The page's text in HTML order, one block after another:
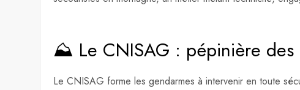
⛰️ Le CNISAG : pépinière des
Le CNISAG forme les gendarmes à intervenir en toute